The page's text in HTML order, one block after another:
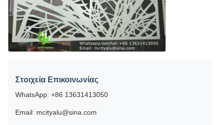
Στοιχεία Επικοινωνίας
WhatsApp: +86 13631413050
Email: mcityalu@sina.com